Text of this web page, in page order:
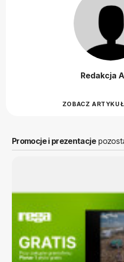
Redakcja
ZOBACZ
Promocje i prezentacje